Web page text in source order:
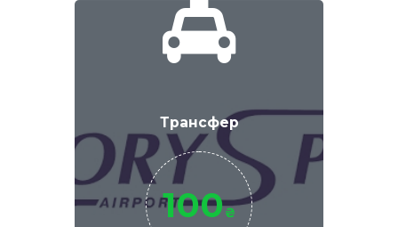
Трансфер
100₴